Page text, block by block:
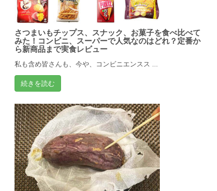
さつまいもチップス、スナック、お菓子を食べ比べて
みた！コンビニ、スーパーで人気なのはどれ？定番か
ら新商品まで実食レビュー
私も含め皆さんも、今や、コンビニエンスス ...
続きを読む